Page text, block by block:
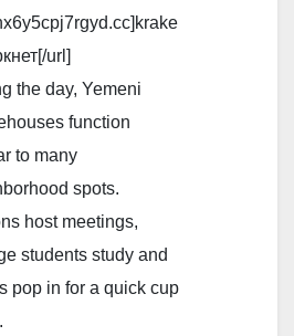
url]
the day, Yemeni
function
to many
spots.
host meetings,
students study and
pop in for a quick cup